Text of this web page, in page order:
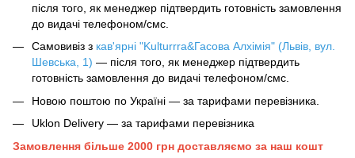
після того, як менеджер підтвердить готовність замовлення
до видачі телефоном/смс.
Самовивіз з кав'ярні "Kulturrra&Гасова Алхімія" (Львів, вул.
Шевська, 1) — після того, як менеджер підтвердить
готовність замовлення до видачі телефоном/смс.
Новою поштою по Україні — за тарифами перевізника.
Uklon Delivery — за тарифами перевізника
Замовлення більше 2000 грн доставляємо за наш кошт